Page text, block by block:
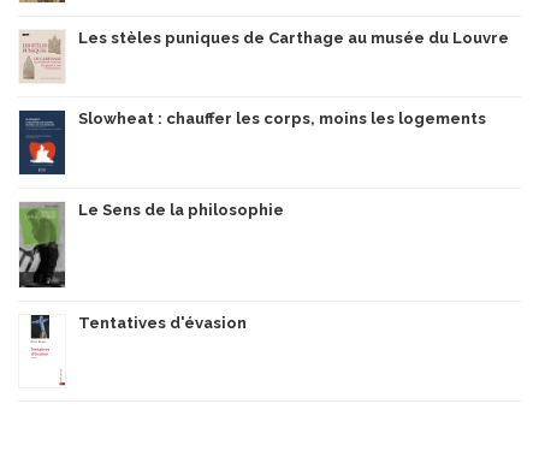
Les stèles puniques de Carthage au musée du Louvre
Slowheat : chauffer les corps, moins les logements
Le Sens de la philosophie
Tentatives d'évasion